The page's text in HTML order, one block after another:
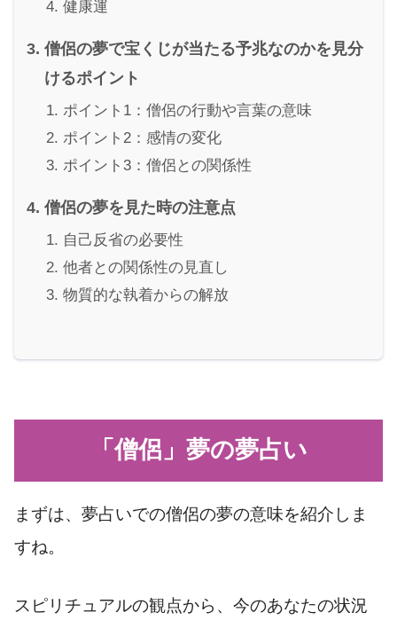
健康運
僧侶の夢で宝くじが当たる予兆なのかを見分
けるポイント
ポイント1：僧侶の行動や言葉の意味
ポイント2：感情の変化
ポイント3：僧侶との関係性
僧侶の夢を見た時の注意点
自己反省の必要性
他者との関係性の見直し
物質的な執着からの解放
「僧侶」夢の夢占い
まずは、夢占いでの僧侶の夢の意味を紹介しま
すね。
スピリチュアルの観点から、今のあなたの状況